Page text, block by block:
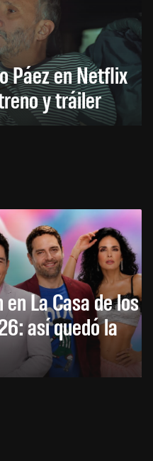
Páez en Netflix
y tráiler
La Casa de los
así quedó la